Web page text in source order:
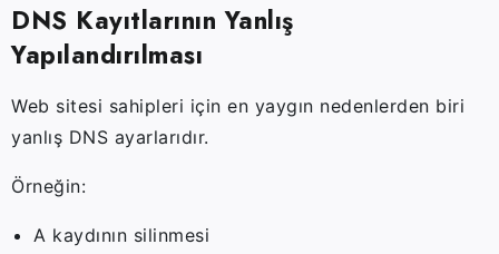
DNS Kayıtlarının Yanlış
Yapılandırılması
Web sitesi sahipleri için en yaygın nedenlerden biri
yanlış DNS ayarlarıdır.
Örneğin:
A kaydının silinmesi